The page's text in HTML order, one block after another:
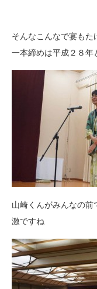
そんなこんなで宴もた
一本締めは平成２８年
山崎くんがみんなの
激ですね